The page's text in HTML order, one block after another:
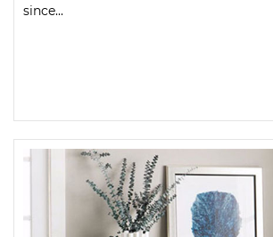
since...